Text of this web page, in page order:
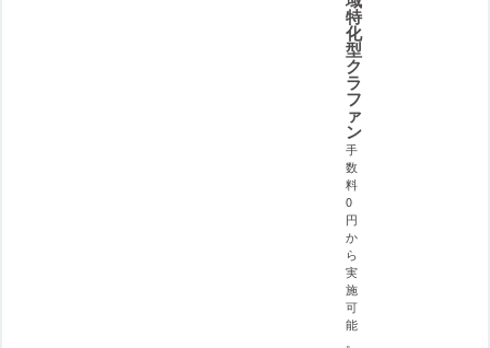
特
化
型
ク
ラ
フ
ァ
ン
手
数
料
0
円
か
ら
実
施
可
能